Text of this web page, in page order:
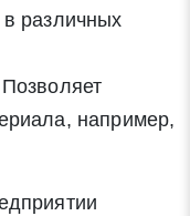
в различных
например,
Вы даете согласие